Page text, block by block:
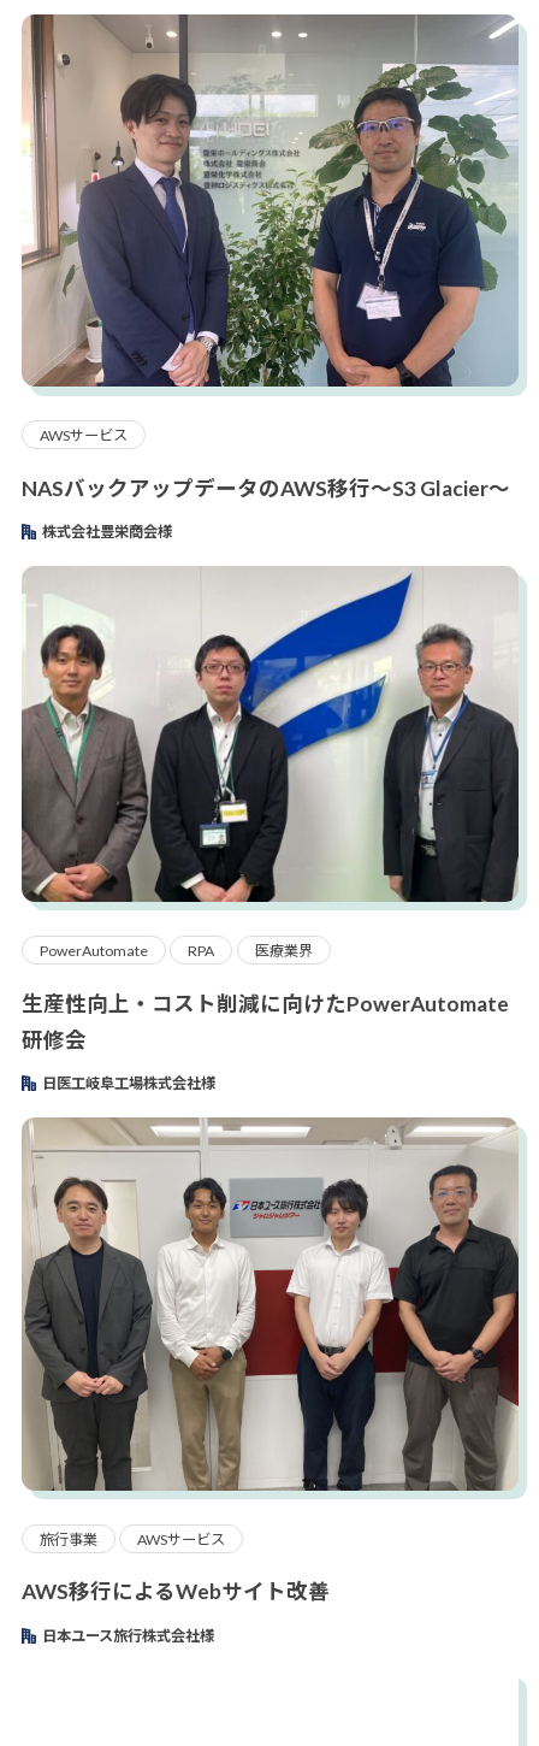
AWSサービス
NASバックアップデータのAWS移行～S3 Glacier～
株式会社豊栄商会様
PowerAutomate RPA 医療業界
生産性向上・コスト削減に向けたPowerAutomate
研修会
日医工岐阜工場株式会社様
旅行事業 AWSサービス
AWS移行によるWebサイト改善
日本ユース旅行株式会社様